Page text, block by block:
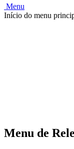
Menu
Início do menu
Menu de